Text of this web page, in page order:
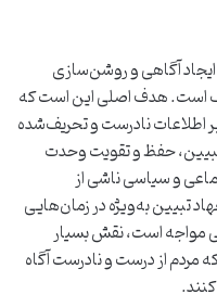
آگاهی و روشن‌سازی
است. هدف اصلی این است که
اطلاعات نادرست و تحریف‌شده
حفظ و تقویت وحدت
و سیاسی ناشی از
تبیین به‌ویژه در زمان‌هایی
مواجه است، نقش بسیار
مردم از درست و نادرست آگاه